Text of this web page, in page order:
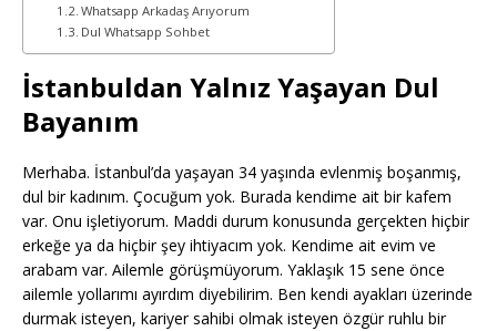
Whatsapp Arkadaş Arıyorum
Dul Whatsapp Sohbet
İstanbuldan Yalnız Yaşayan Dul
Bayanım
Merhaba. İstanbul’da yaşayan 34 yaşında evlenmiş boşanmış,
dul bir kadınım. Çocuğum yok. Burada kendime ait bir kafem
var. Onu işletiyorum. Maddi durum konusunda gerçekten hiçbir
erkeğe ya da hiçbir şey ihtiyacım yok. Kendime ait evim ve
arabam var. Ailemle görüşmüyorum. Yaklaşık 15 sene önce
ailemle yollarımı ayırdım diyebilirim. Ben kendi ayakları üzerinde
durmak isteyen, kariyer sahibi olmak isteyen özgür ruhlu bir